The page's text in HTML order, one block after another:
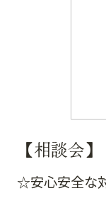
【相談会】
☆安心安全な